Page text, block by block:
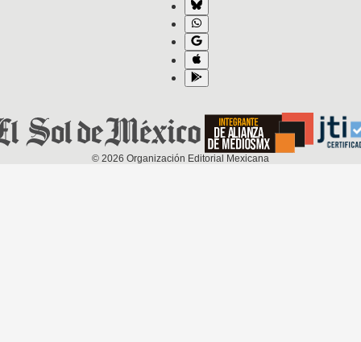
© 2026 Organización Editorial Mexicana